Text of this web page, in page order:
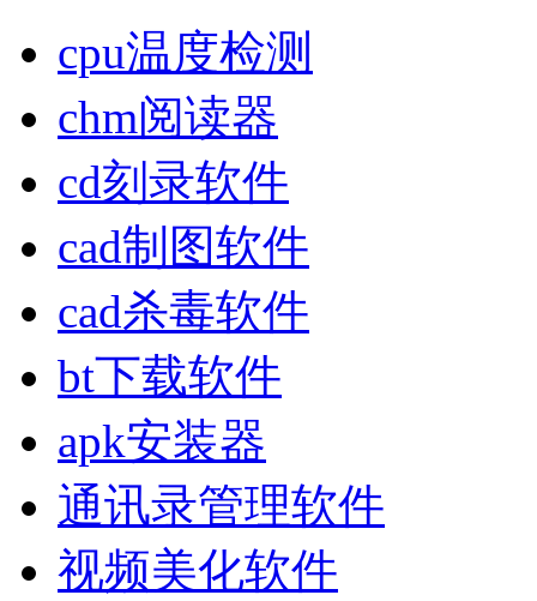
cpu温度检测
chm阅读器
cd刻录软件
cad制图软件
cad杀毒软件
bt下载软件
apk安装器
通讯录管理软件
视频美化软件